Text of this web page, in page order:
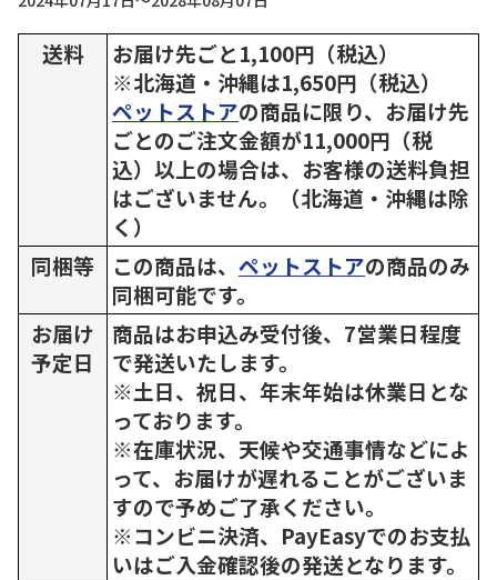
送料
お届け先ごと1,100円（税込）
※北海道・沖縄は1,650円（税込）
ペットストアの商品に限り、お届け先
ごとのご注文金額が11,000円（税
込）以上の場合は、お客様の送料負担
はございません。（北海道・沖縄は除
く）
同梱等
この商品は、 ペットストアの商品のみ
同梱可能です。
お届け
予定日
商品はお申込み受付後、7営業日程度
で発送いたします。
※土日、祝日、年末年始は休業日とな
っております。
※在庫状況、天候や交通事情などによ
って、お届けが遅れることがございま
すので予めご了承ください。
※コンビニ決済、PayEasyでのお支払
いはご入金確認後の発送となります。